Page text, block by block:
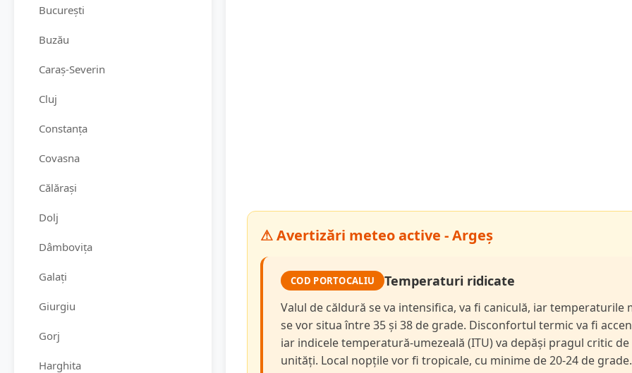
București
Buzău
Caraș-Severin
Cluj
Constanța
Covasna
Călărași
Dolj
Dâmbovița
Galați
Giurgiu
Gorj
Harghita
⚠ Avertizări meteo active - Argeș
COD PORTOCALIU Temperaturi ridicate
Valul de căldură se va intensifica, va fi caniculă, iar temperaturile
se vor situa între 35 și 38 de grade. Disconfortul termic va fi
iar indicele temperatură-umezeală (ITU) va depăși pragul critic de
unități. Local nopțile vor fi tropicale, cu minime de 20-24 de grade.